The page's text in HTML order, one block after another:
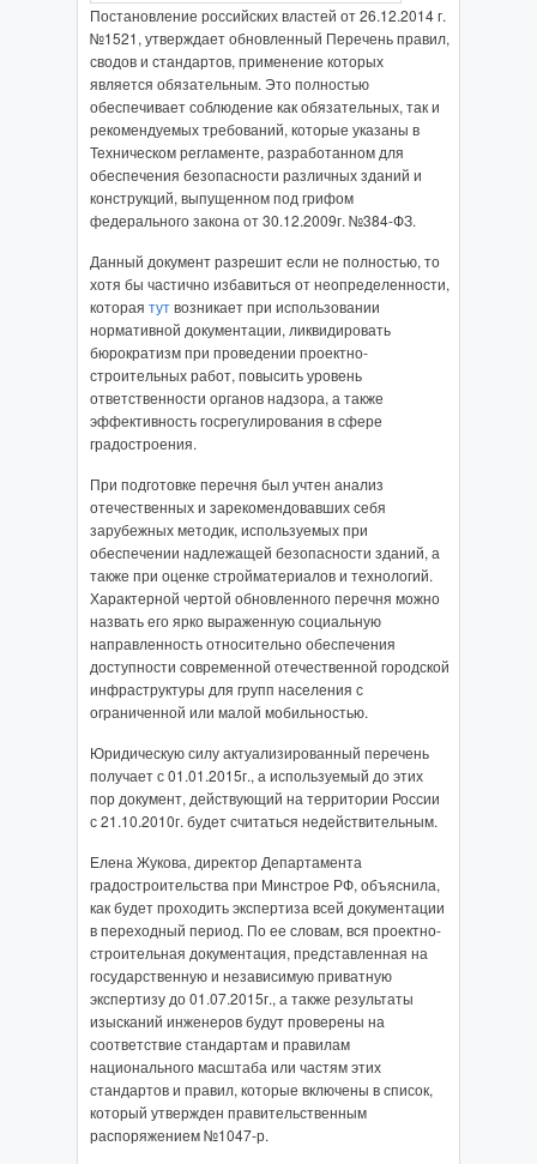
Постановление российских властей от 26.12.2014 г.
№1521, утверждает обновленный Перечень правил,
сводов и стандартов, применение которых
является обязательным. Это полностью
обеспечивает соблюдение как обязательных, так и
рекомендуемых требований, которые указаны в
Техническом регламенте, разработанном для
обеспечения безопасности различных зданий и
конструкций, выпущенном под грифом
федерального закона от 30.12.2009г. №384-ФЗ.
Данный документ разрешит если не полностью, то
хотя бы частично избавиться от неопределенности,
которая тутвозникает при использовании
нормативной документации, ликвидировать
бюрократизм при проведении проектно-
строительных работ, повысить уровень
ответственности органов надзора, а также
эффективность госрегулирования в сфере
градостроения.
При подготовке перечня был учтен анализ
отечественных и зарекомендовавших себя
зарубежных методик, используемых при
обеспечении надлежащей безопасности зданий, а
также при оценке стройматериалов и технологий.
Характерной чертой обновленного перечня можно
назвать его ярко выраженную социальную
направленность относительно обеспечения
доступности современной отечественной городской
инфраструктуры для групп населения с
ограниченной или малой мобильностью.
Юридическую силу актуализированный перечень
получает с 01.01.2015г., а используемый до этих
пор документ, действующий на территории России
с 21.10.2010г. будет считаться недействительным.
Елена Жукова, директор Департамента
градостроительства при Минстрое РФ, объяснила,
как будет проходить экспертиза всей документации
в переходный период. По ее словам, вся проектно-
строительная документация, представленная на
государственную и независимую приватную
экспертизу до 01.07.2015г., а также результаты
изысканий инженеров будут проверены на
соответствие стандартам и правилам
национального масштаба или частям этих
стандартов и правил, которые включены в список,
который утвержден правительственным
распоряжением №1047-р.